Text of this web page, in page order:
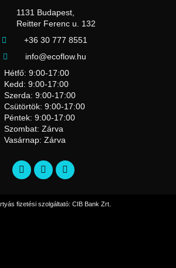
1131 Budapest,
Reitter Ferenc u. 132
+36 30 777 8551
info@ecoflow.hu
Hétfő: 9:00-17:00
Kedd: 9:00-17:00
Szerda: 9:00-17:00
Csütörtök: 9:00-17:00
Péntek: 9:00-17:00
Szombat: Zárva
Vasárnap: Zárva
fizetési szolgáltató: CIB Bank Zrt.